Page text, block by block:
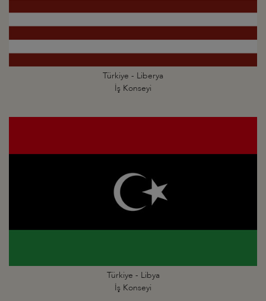
Türkiye - Liberya
İş Konseyi
Türkiye - Libya
İş Konseyi